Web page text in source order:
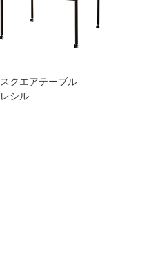
スクエアテーブル
レシル